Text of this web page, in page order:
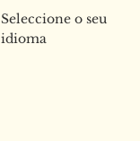
Seleccione o seu
idioma